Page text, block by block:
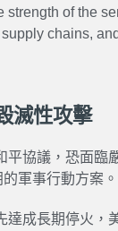
of the
chains,
滅性攻擊
協議，恐面臨
軍事行動方案。
達成長期停火，